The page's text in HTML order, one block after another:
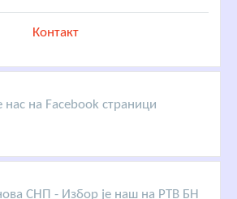
Контакт
нас на Facebook страници
СНП - Избор је наш на РТВ БН